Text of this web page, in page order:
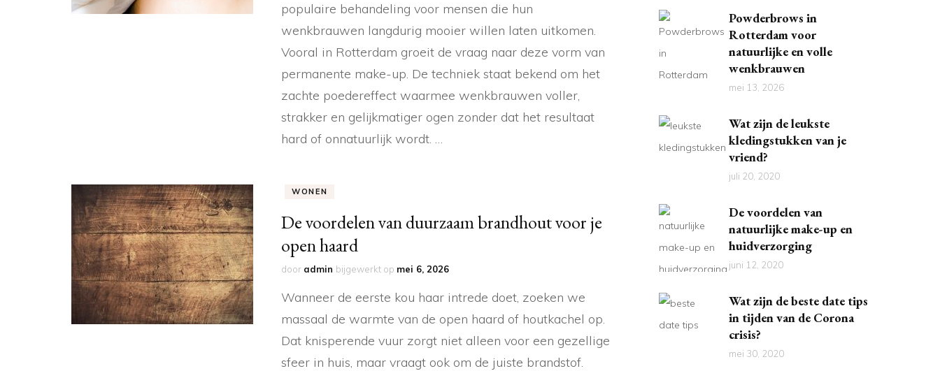
populaire behandeling voor mensen die hun
wenkbrauwen langdurig mooier willen laten uitkomen.
Vooral in Rotterdam groeit de vraag naar deze vorm van
permanente make-up. De techniek staat bekend om het
zachte poedereffect waarmee wenkbrauwen voller,
strakker en gelijkmatiger ogen zonder dat het resultaat
hard of onnatuurlijk wordt. …
WONEN
De voordelen van duurzaam brandhout voor je
open haard
door admin bijgewerkt op mei 6, 2026
Wanneer de eerste kou haar intrede doet, zoeken we
massaal de warmte van de open haard of houtkachel op.
Dat knisperende vuur zorgt niet alleen voor een gezellige
sfeer in huis, maar vraagt ook om de juiste brandstof.
Powderbrows in
Rotterdam voor
natuurlijke en volle
wenkbrauwen
mei 13, 2026
Wat zijn de leukste
kledingstukken van je
vriend?
juli 20, 2020
De voordelen van
natuurlijke make-up en
huidverzorging
juni 12, 2020
Wat zijn de beste date tips
in tijden van de Corona
crisis?
mei 30, 2020